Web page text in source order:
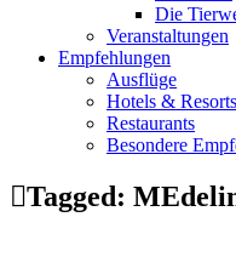
Die
Veranstaltungen
Empfehlungen
Ausflüge
Hotels & Resorts
Restaurants
Besondere
Tagged: